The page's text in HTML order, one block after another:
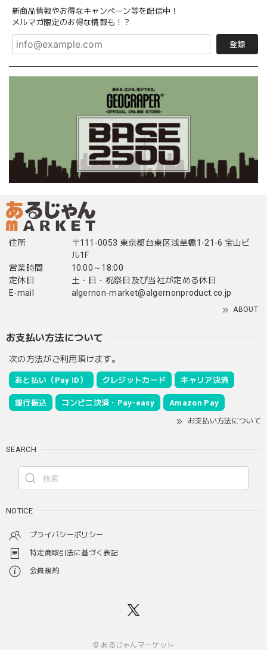
新商品情報やお得なキャンペーン等を配信中！
メルマガ限定のお得な情報も！？
登録
住所
〒111-0053 東京都台東区浅草橋1-21-6 宝山ビ
ル1F
営業時間
10:00～18:00
定休日
土・日・祝祭日及び当社が定める休日
E-mail
algernon-market@algernonproduct.co.jp
ABOUT
お支払い方法について
次の方法がご利用頂けます。
あと払い（Pay ID） クレジットカード キャリア決済
銀行振込 コンビニ決済・Pay-easy Amazon Pay
お支払い方法について
SEARCH
NOTICE
プライバシーポリシー
特定商取引法に基づく表記
会員規約
© あるじゃんマーケット